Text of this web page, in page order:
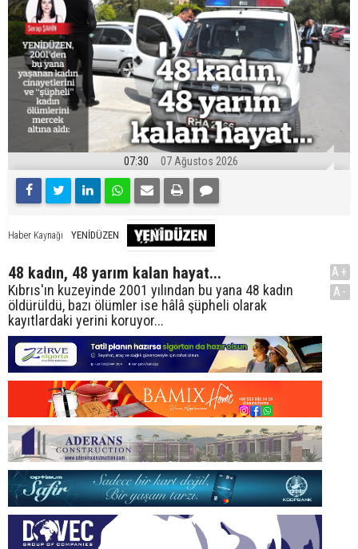
07:30 07 Ağustos 2026
Haber Kaynağı YENİDÜZEN
48 kadın, 48 yarım kalan hayat...
Kıbrıs'ın kuzeyinde 2001 yılından bu yana 48 kadın
öldürüldü, bazı ölümler ise hâlâ şüpheli olarak
kayıtlardaki yerini koruyor...
A+
A-